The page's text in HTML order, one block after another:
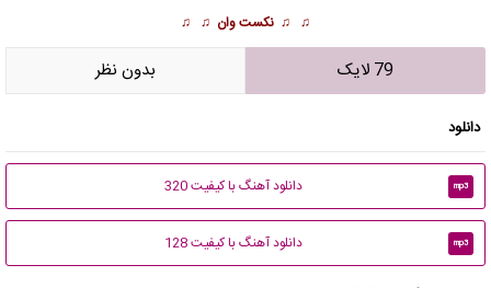
♫ ♫ نکست وان ♫ ♫
79 لایک بدون نظر
دانلود
mp3 دانلود آهنگ با کیفیت 320
mp3 دانلود آهنگ با کیفیت 128